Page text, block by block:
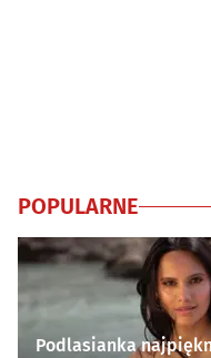
POPULARNE
Podlasianka